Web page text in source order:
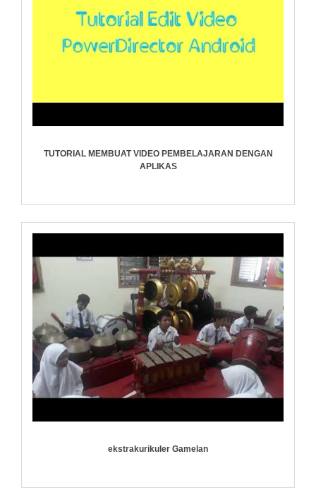
TUTORIAL MEMBUAT VIDEO PEMBELAJARAN DENGAN
APLIKAS
ekstrakurikuler Gamelan